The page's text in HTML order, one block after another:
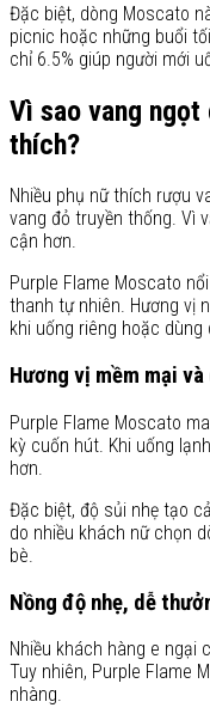
Đặc biệt, dòng Moscato
picnic hoặc những buổi
chỉ 6.5% giúp người mới
Vì sao vang
thích?
Nhiều phụ nữ thích rượu
vang đỏ truyền thống. Vì
cận hơn.
Purple Flame Moscato
thanh tự nhiên. Hương vị
khi uống riêng hoặc
Hương vị mềm mại
Purple Flame Moscato
kỳ cuốn hút. Khi uống
hơn.
Đặc biệt, độ sủi nhẹ tạo
do nhiều khách nữ chọn
bè.
Nồng độ nhẹ, dễ
Nhiều khách hàng e ngại
Tuy nhiên, Purple Flame
nhàng.